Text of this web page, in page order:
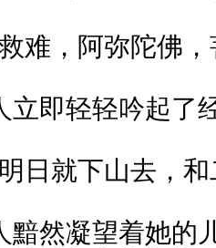
难，阿弥陀佛
即轻轻吟起了
日就下山去，
然凝望着她的